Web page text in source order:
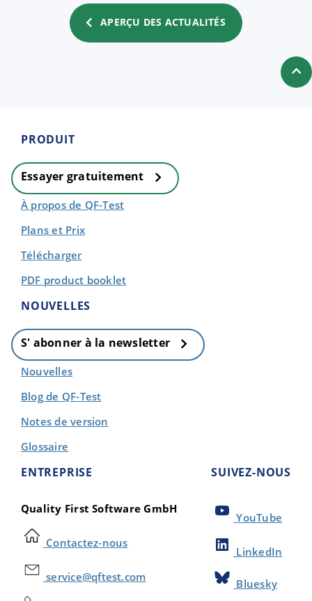
APERÇU DES ACTUALITÉS
PRODUIT
Essayer gratuitement
À propos de QF-Test
Plans et Prix
Télécharger
PDF product booklet
NOUVELLES
S' abonner à la newsletter
Nouvelles
Blog de QF-Test
Notes de version
Glossaire
ENTREPRISE
Quality First Software GmbH
Contactez-nous
service@qftest.com
SUIVEZ-NOUS
YouTube
LinkedIn
Bluesky